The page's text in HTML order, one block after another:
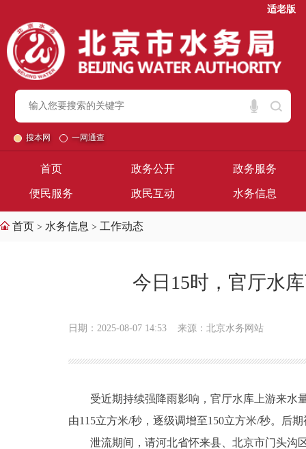
适老版
搜本网 一网通查
首页 政务公开 政务服务
便民服务 政民互动 水务信息
首页 > 水务信息 > 工作动态
今日15时，官厅水
日期：2025-08-07 14:53 来源：北京水务网站
受近期持续强降雨影响，官厅水库上游来水
由115立方米/秒，逐级调增至150立方米/秒。后
泄流期间，请河北省怀来县、北京市门头沟